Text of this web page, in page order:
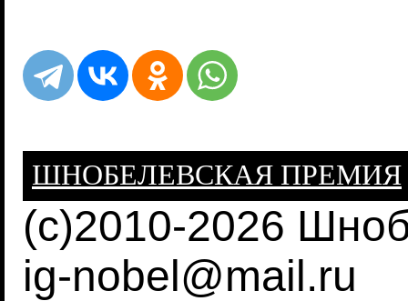
ШНОБЕЛЕВСКАЯ ПРЕМИЯ
(c)2010-2026
ig-nobel@mail.ru